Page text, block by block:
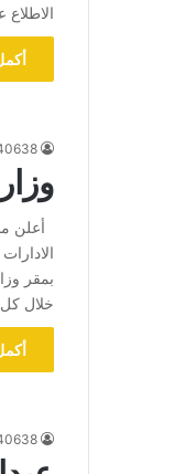
أعلن
بمقر
خلال كل ٦ شهور ، على أن يتم تغيير…